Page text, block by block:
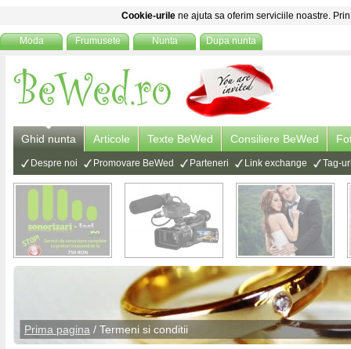
Cookie-urile ne ajuta sa oferim serviciile noastre.
Moda Frumusete Nunta Dupa nunta
Ghid nunta Articole Texte BeWed Consiliere BeWed
Despre noi Promovare BeWed Parteneri Link exchange Tag-
Prima pagina / Termeni si conditii